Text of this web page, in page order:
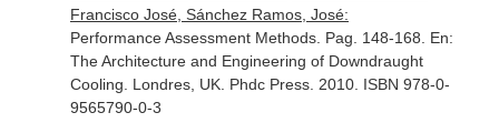
Francisco José, Sánchez Ramos, José:
Performance Assessment Methods. Pag. 148-168. En:
The Architecture and Engineering of Downdraught
Cooling . Londres, UK. Phdc Press. 2010. ISBN 978-0-
9565790-0-3